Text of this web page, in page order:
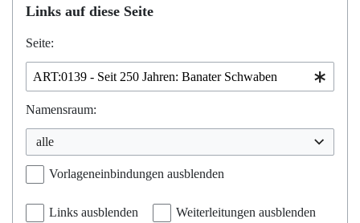
Links auf diese Seite
Seite:
Namensraum:
alle
Vorlageneinbindungen ausblenden
Links ausblenden Weiterleitungen ausblenden